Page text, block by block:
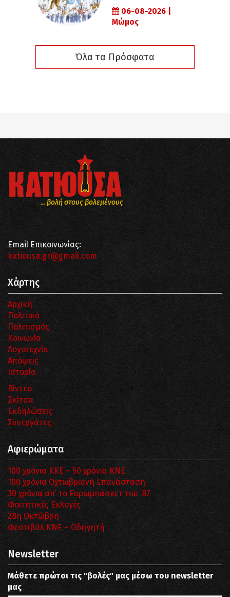
06-08-2026 |
Μώμος
Όλα τα Πρόσφατα
... βολή στους βολεμένους
Email Επικοινωνίας:
katiousa.gr@gmail.com
Χάρτης
Αρχική
Πολιτικά
Πολιτισμός
Κοινωνία
Λογοτεχνία
Απόψεις
Ιστορία
Βίντεο
Σκίτσα
Εκδηλώσεις
Συνεργάτες
Αφιερώματα
100 χρόνια ΚΚΕ – 50 χρόνια ΚΝΕ
100 χρόνια Οχτωβριανή Επανάσταση
30 χρόνια απ’ το Ευρωμπάσκετ του ΄87
Φοιτητικές Εκλογές
28η Οκτώβρη
Φεστιβάλ ΚΝΕ – Οδηγητή
Newsletter
Μάθετε πρώτοι τις "βολές" μας μέσω του newsletter
μας